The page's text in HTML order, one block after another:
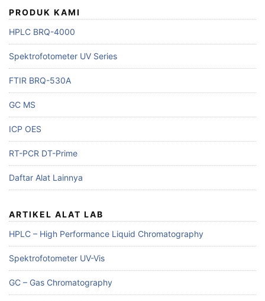
PRODUK KAMI
HPLC BRQ-4000
Spektrofotometer UV Series
FTIR BRQ-530A
GC MS
ICP OES
RT-PCR DT-Prime
Daftar Alat Lainnya
ARTIKEL ALAT LAB
HPLC – High Performance Liquid Chromatography
Spektrofotometer UV-Vis
GC – Gas Chromatography